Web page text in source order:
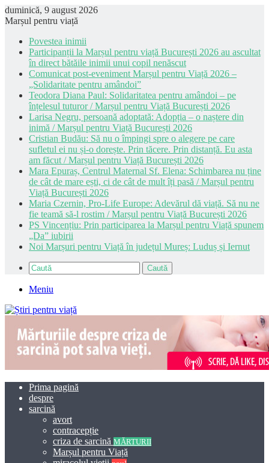
duminică, 9 august 2026
Marșul pentru viață
Povestea inimii
Participanții la Marșul pentru viață București 2026 au ascultat
în direct bătăile inimii unui copil nenăscut
Comunicat post-eveniment Marșul pentru Viață 2026 –
„Solidaritate pentru amândoi”
Teodora Diana Paul: Solidaritatea pentru amândoi – pe
înțelesul tuturor / Marșul pentru Viață București 2026
Larisa Negru, persoană adoptată: Adopția – o naștere din
inimă / Marșul pentru Viață București 2026
Cristian Budău: Să nu o împingi spre o alegere pe care
sufletul ei nu și-o dorește. Prin tăcere. Prin distanță. Eu asta
am făcut / Marșul pentru Viață București 2026
Mara Epuraș, Centrul Maternal Sf. Elena: Schimbarea nu ține
de cât de mare ești, ci de cât de mult îți pasă / Marșul pentru
Viață București 2026
Maria Czernin, Pro-Life Europe: Adevărul dă viață. Să nu ne
fie teamă să-l rostim / Marșul pentru Viață București 2026
PS Vincențiu: Prin participarea la Marșul pentru Viață spunem
„Da” iubirii
Noi Marșuri pentru Viață în județul Mureș: Luduș și Iernut
Caută
Meniu
Prima pagină
despre
sarcină
avort
contracepție
criza de sarcină MĂRTURII
Marșul pentru Viață